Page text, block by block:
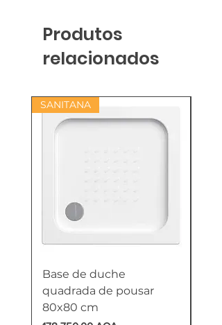
Produtos
relacionados
SANITANA
Base de duche
quadrada de pousar
80x80 cm